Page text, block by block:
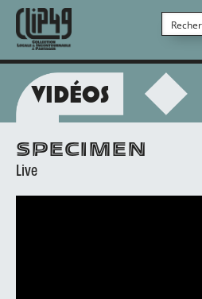
VIDÉOS
SPECIMEN
Live